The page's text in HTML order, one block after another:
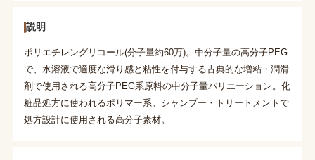
説明
ポリエチレングリコール(分子量約60万)。中分子量の高分子PEG
で、水溶液で適度な滑り感と粘性を付与する古典的な増粘・潤滑
剤で使用される高分子PEG系原料の中分子量バリエーション。化
粧品処方に使われるポリマー系。シャンプー・トリートメントで
処方設計に使用される高分子素材。